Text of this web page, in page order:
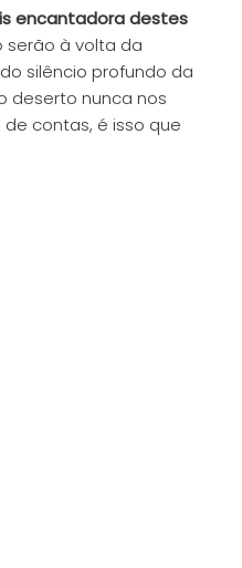
encantadora destes
serão à volta da
silêncio profundo da
deserto nunca nos
contas, é isso que